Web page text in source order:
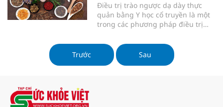
Điều trị trào ngược dạ dày thực
quản bằng Y học cổ truyền là một
trong các phương pháp điều trị
nay.
Trước
Sau